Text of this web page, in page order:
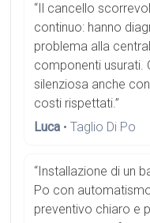
“Il cancello
continuo: hanno
problema alla
componenti usurati.
silenziosa anche
costi rispettati.”
Luca • Taglio Di Po
“Installazione di un
Po con
preventivo chiaro e